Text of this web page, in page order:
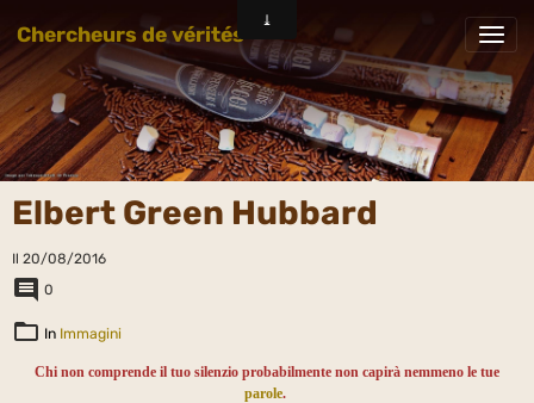
Chercheurs de vérités
Elbert Green Hubbard
Il 20/08/2016
0
In Immagini
Chi non comprende il tuo silenzio probabilmente non capirà nemmeno le tue
parole.